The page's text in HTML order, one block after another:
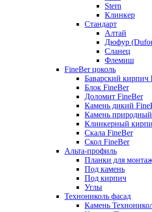
Stern
Клинкер
Стандарт
Алтай
Дюфур
Сланец
Флемиш
FineBer цоколь
Баварский кирпич
Блок FineBer
Доломит FineBer
Камень дикий
Камень
Клинкерный
Скала FineBer
Скол FineBer
Альта-профиль
Планки для
Под камень
Под кирпич
Углы
Технониколь фасад
Камень